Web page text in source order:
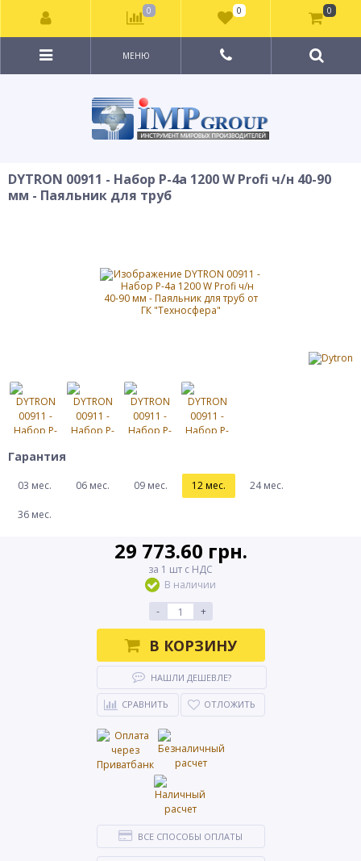
МЕНЮ
DYTRON 00911 - Набор P-4а 1200 W Profi ч/н 40-90
мм - Паяльник для труб
Гарантия
03 мес. 06 мес. 09 мес. 12 мес. 24 мес.
36 мес.
29 773.60 грн.
за 1 шт с НДС
В наличии
-
+
В КОРЗИНУ
НАШЛИ ДЕШЕВЛЕ?
СРАВНИТЬ ОТЛОЖИТЬ
ВСЕ СПОСОБЫ ОПЛАТЫ
0 0 0